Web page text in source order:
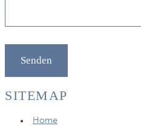
SITEMAP
Home